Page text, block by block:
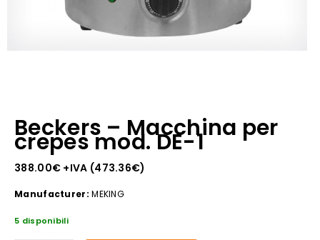
Beckers – Macchina per
crepes mod. DE-1
388.00€ +IVA (473.36€)
Manufacturer: MEKING
5 disponibili